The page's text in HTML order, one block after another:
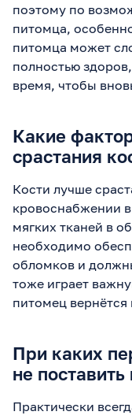
поэтому по
питомца,
питомца может
полностью
время, чтобы
Какие
срастания
Кости лучше
кровоснабжении
мягких тканей в
необходимо
обломков и
тоже играет
питомец
При каких
не поставить
Практически